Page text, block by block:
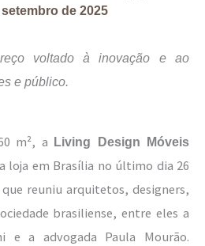
de 2025
voltado à inovação e ao
e público.
m², a Living Design Móveis
loja em Brasília no último dia 26
reuniu arquitetos, designers,
brasiliense, entre eles a
e a advogada Paula Mourão.